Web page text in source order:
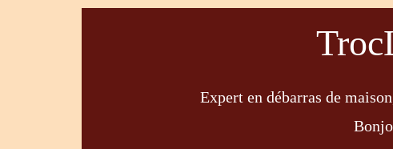
Expert en débarras de